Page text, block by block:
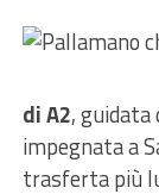
di A2, guidata
impegnata a
trasferta più